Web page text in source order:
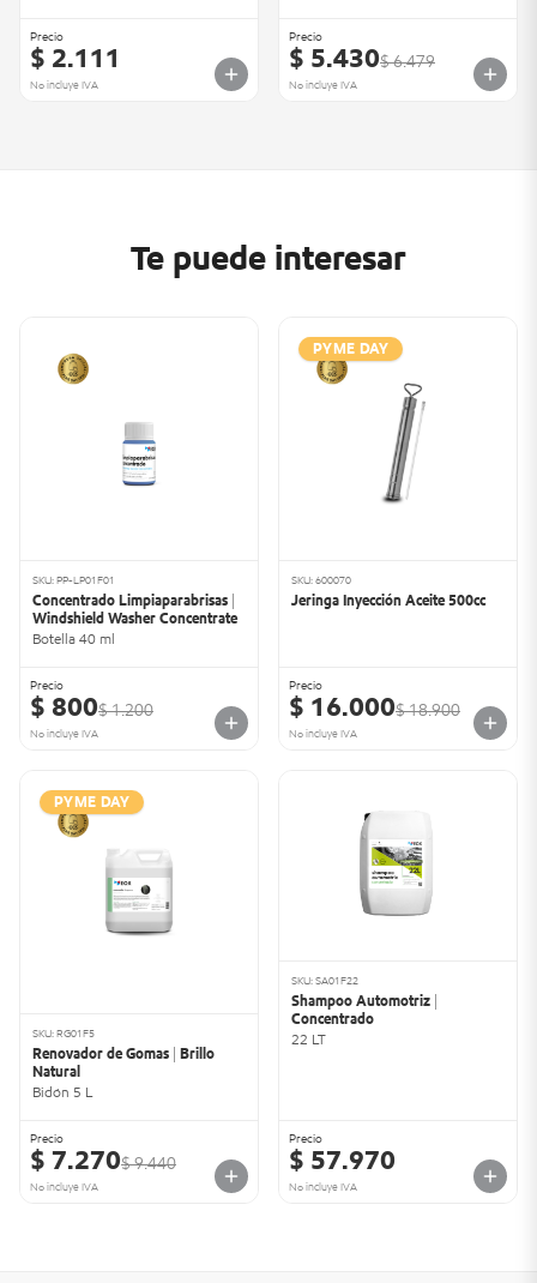
Precio
$ 2.111
No incluye IVA
Precio
$ 5.430$ 6.479
No incluye IVA
Te puede interesar
SKU: PP-LP01F01
Concentrado Limpiaparabrisas |
Windshield Washer Concentrate
Botella 40 ml
Precio
$ 800$ 1.200
No incluye IVA
PYME DAY
SKU: 600070
Jeringa Inyección Aceite 500cc
Precio
$ 16.000$ 18.900
No incluye IVA
PYME DAY
SKU: RG01F5
Renovador de Gomas | Brillo
Natural
Bidón 5 L
Precio
$ 7.270$ 9.440
No incluye IVA
SKU: SA01F22
Shampoo Automotriz |
Concentrado
22 LT
Precio
$ 57.970
No incluye IVA